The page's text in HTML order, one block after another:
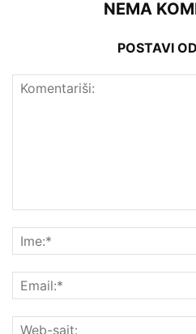
NEMA
POSTAVI